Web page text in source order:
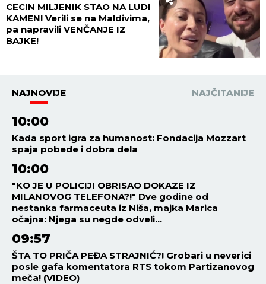
CECIN MILJENIK STAO NA LUDI
KAMEN! Verili se na Maldivima,
pa napravili VENČANJE IZ
BAJKE!
NAJNOVIJE NAJČITANIJE
10:00
Kada sport igra za humanost: Fondacija Mozzart
spaja pobede i dobra dela
10:00
"KO JE U POLICIJI OBRISAO DOKAZE IZ
MILANOVOG TELEFONA?!" Dve godine od
nestanka farmaceuta iz Niša, majka Marica
očajna: Njega su negde odveli...
09:57
ŠTA TO PRIČA PEĐA STRAJNIĆ?! Grobari u neverici
posle gafa komentatora RTS tokom Partizanovog
meča! (VIDEO)